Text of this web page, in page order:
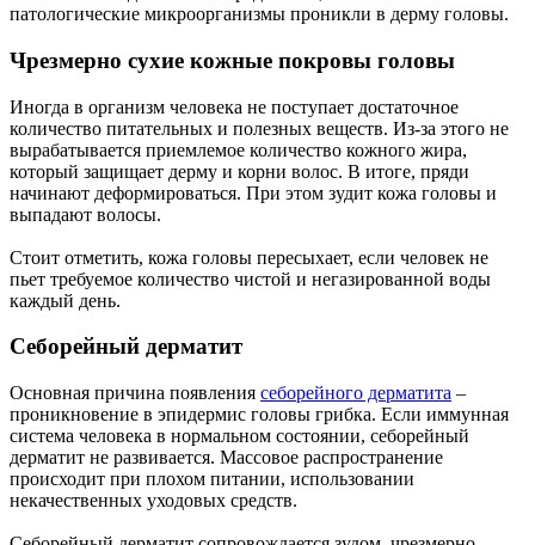
патологические микроорганизмы проникли в дерму головы.
Чрезмерно сухие кожные покровы головы
Иногда в организм человека не поступает достаточное
количество питательных и полезных веществ. Из-за этого не
вырабатывается приемлемое количество кожного жира,
который защищает дерму и корни волос. В итоге, пряди
начинают деформироваться. При этом зудит кожа головы и
выпадают волосы.
Стоит отметить, кожа головы пересыхает, если человек не
пьет требуемое количество чистой и негазированной воды
каждый день.
Себорейный дерматит
Основная причина появления себорейного дерматита –
проникновение в эпидермис головы грибка. Если иммунная
система человека в нормальном состоянии, себорейный
дерматит не развивается. Массовое распространение
происходит при плохом питании, использовании
некачественных уходовых средств.